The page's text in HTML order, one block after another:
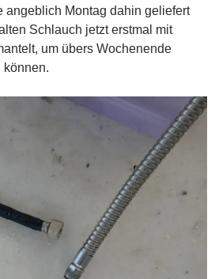
angeblich Montag dahin geliefert
Schlauch jetzt erstmal mit
um übers Wochenende
können.